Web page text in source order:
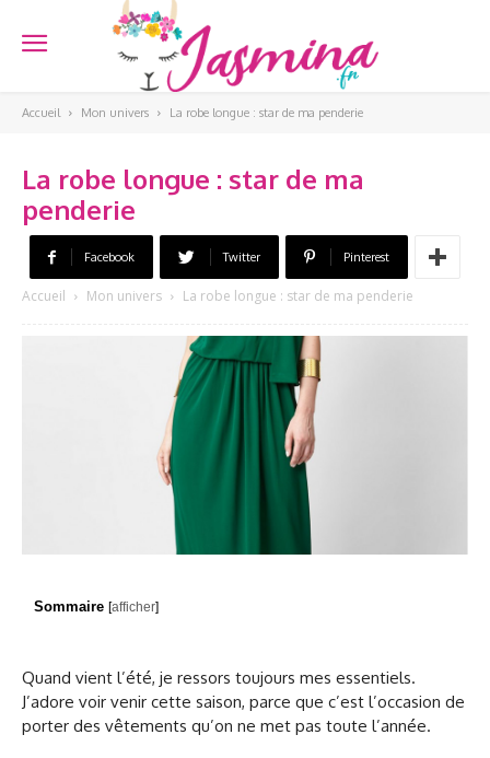
Accueil Mon univers La robe longue : star de ma penderie
La robe longue : star de ma
penderie
Facebook Twitter Pinterest
Accueil Mon univers La robe longue : star de ma penderie
Sommaire [afficher]
Quand vient l’été, je ressors toujours mes essentiels.
J’adore voir venir cette saison, parce que c’est l’occasion de
porter des vêtements qu’on ne met pas toute l’année.